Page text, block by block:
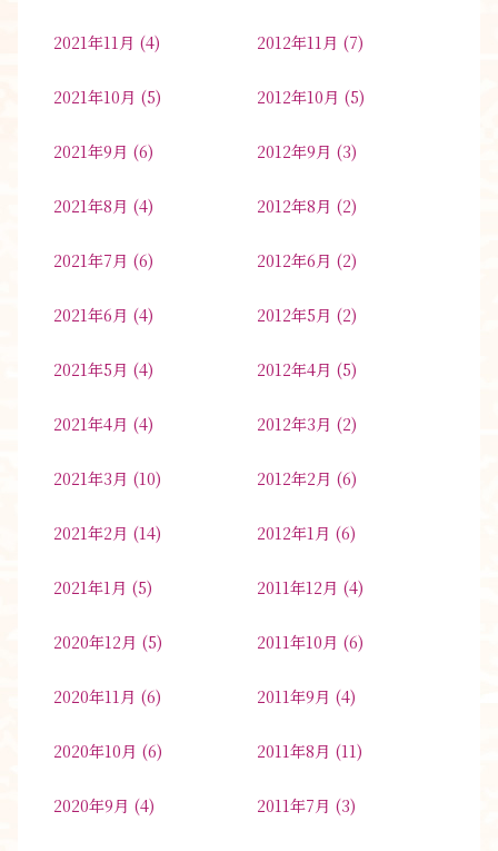
2021年11月 (4)
2021年10月 (5)
2021年9月 (6)
2021年8月 (4)
2021年7月 (6)
2021年6月 (4)
2021年5月 (4)
2021年4月 (4)
2021年3月 (10)
2021年2月 (14)
2021年1月 (5)
2020年12月 (5)
2020年11月 (6)
2020年10月 (6)
2020年9月 (4)
2012年11月 (7)
2012年10月 (5)
2012年9月 (3)
2012年8月 (2)
2012年6月 (2)
2012年5月 (2)
2012年4月 (5)
2012年3月 (2)
2012年2月 (6)
2012年1月 (6)
2011年12月 (4)
2011年10月 (6)
2011年9月 (4)
2011年8月 (11)
2011年7月 (3)